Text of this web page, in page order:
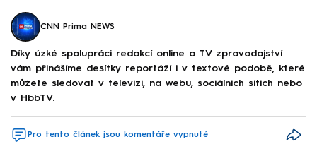
CNN Prima NEWS
Díky úzké spolupráci redakcí online a TV zpravodajství
vám přinášíme desítky reportáží i v textové podobě, které
můžete sledovat v televizi, na webu, sociálních sítích nebo
v HbbTV.
Pro tento článek jsou komentáře vypnuté